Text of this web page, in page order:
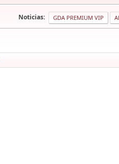
Noticias: GDA PREMIUM VIP